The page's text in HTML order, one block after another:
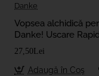
Danke
Vopsea alchidică
Danke! Uscare
27,50Lei
Adaugă în Coş